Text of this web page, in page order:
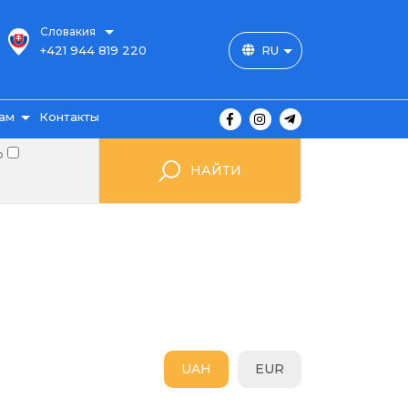
Словакия
+421 944 819 220 RU
Контакты
НАЙТИ
EUR
UAH